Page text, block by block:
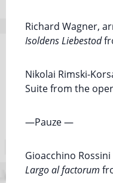
Richard Wagner,
Isoldens Liebestod
Nikolai Rimski-
Suite from the
—Pauze —
Gioacchino
Largo al factorum